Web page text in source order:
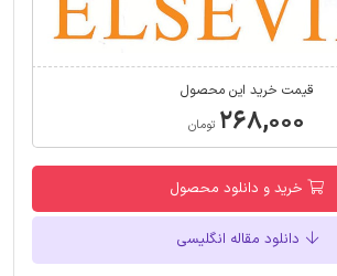
قیمت خرید این محصول
۲۶۸,۰۰۰ تومان
خرید و دانلود محصول
دانلود مقاله انگلیسی